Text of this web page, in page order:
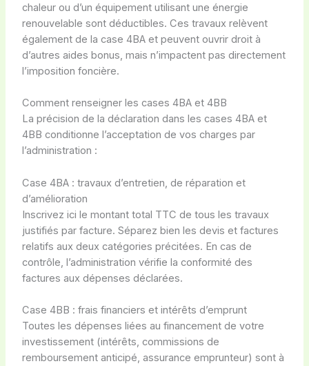
chaleur ou d’un équipement utilisant une énergie
renouvelable sont déductibles. Ces travaux relèvent
également de la case 4BA et peuvent ouvrir droit à
d’autres aides bonus, mais n’impactent pas directement
l’imposition foncière.
Comment renseigner les cases 4BA et 4BB
La précision de la déclaration dans les cases 4BA et
4BB conditionne l’acceptation de vos charges par
l’administration :
Case 4BA : travaux d’entretien, de réparation et
d’amélioration
Inscrivez ici le montant total TTC de tous les travaux
justifiés par facture. Séparez bien les devis et factures
relatifs aux deux catégories précitées. En cas de
contrôle, l’administration vérifie la conformité des
factures aux dépenses déclarées.
Case 4BB : frais financiers et intérêts d’emprunt
Toutes les dépenses liées au financement de votre
investissement (intérêts, commissions de
remboursement anticipé, assurance emprunteur) sont à